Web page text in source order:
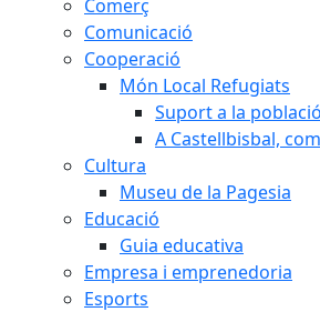
Comerç
Comunicació
Cooperació
Món Local Refugiats
Suport a la
A Castellbisbal,
Cultura
Museu de la Pagesia
Educació
Guia educativa
Empresa i emprenedoria
Esports